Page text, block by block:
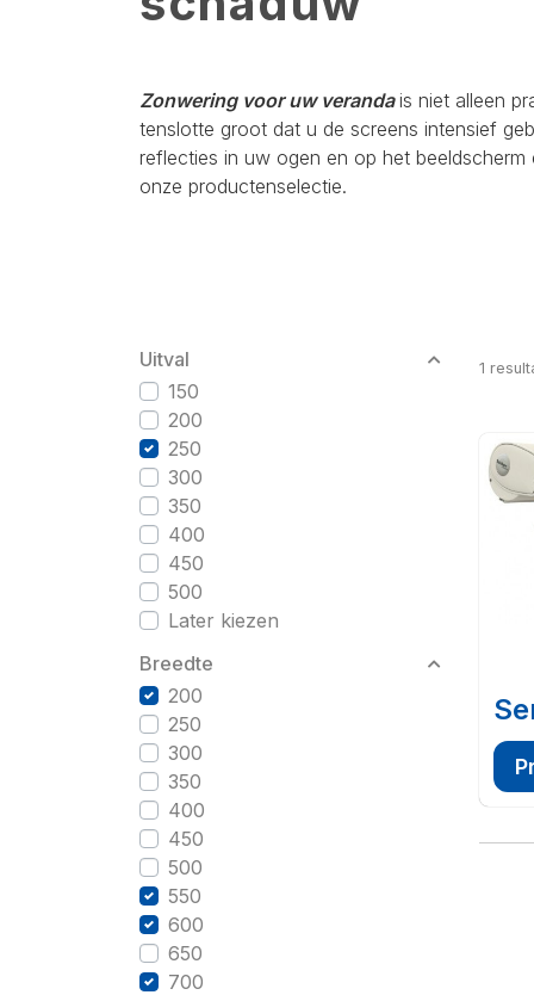
Zonwering voor uw verandais niet alleen
tenslotte groot dat u de screens intensief
reflecties in uw ogen en op het
onze productenselectie.
Uitval
150
200
250
300
350
400
450
500
Later kiezen
Breedte
200
250
300
350
400
450
500
550
600
650
700
1